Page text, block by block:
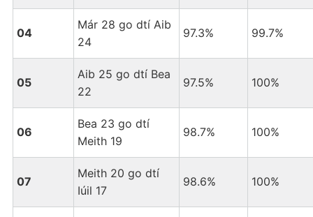
04
Már 28 go dtí Aib
24
97.3% 99.7%
05
Aib 25 go dtí Bea
22
97.5% 100%
06
Bea 23 go dtí
Meith 19
98.7% 100%
07
Meith 20 go dtí
Iúil 17
98.6% 100%